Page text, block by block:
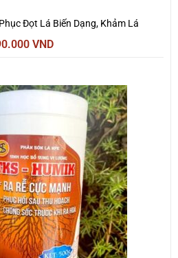
Đọt Lá Biến Dạng, Khảm Lá
VND